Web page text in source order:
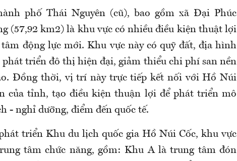
phố Thái Nguyên (cũ), bao gồm xã Đại Phúc
(57,92 km2) là khu vực có nhiều điều kiện thuật lợi
động lực mới. Khu vực này có quỹ đất, địa hình
triển đô thị hiện đại, giảm thiểu chi phí san nền
Đồng thời, vị trí này trực tiếp kết nối với Hồ Núi
của tỉnh, tạo điều kiện thuận lợi để phát triển mô
- nghỉ dưỡng, điểm đến quốc tế.
triển Khu du lịch quốc gia Hồ Núi Cốc, khu vực
tâm chức năng, gồm: Khu A là trung tâm đón